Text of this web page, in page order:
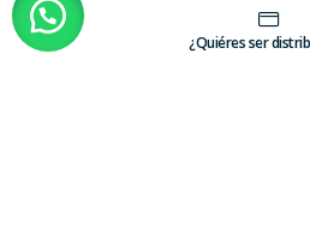
¿Quiéres ser